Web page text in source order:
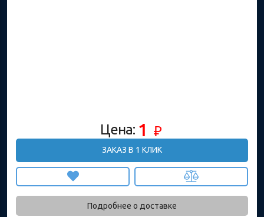
Цена: 1 ₽
ЗАКАЗ В 1 КЛИК
Подробнее о доставке